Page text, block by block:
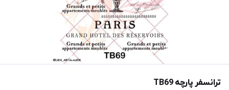
ترانسفر پارچه TB69